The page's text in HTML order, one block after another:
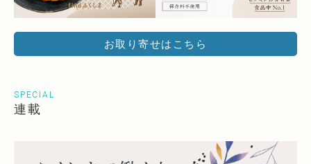
お取り寄せはこちら
SPECIAL
連載